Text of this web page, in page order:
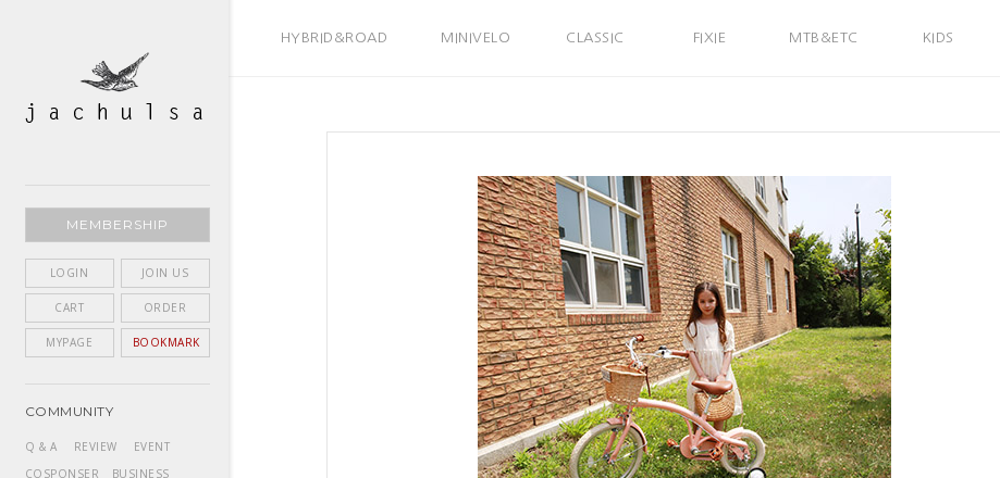
HYBRID&ROAD MINIVELO CLASSIC FIXIE MTB&ETC KIDS
MEMBERSHIP
LOGIN JOIN US
CART ORDER
MYPAGE BOOKMARK
COMMUNITY
Q & A REVIEW
EVENT
COSPONSER
BUSINESS